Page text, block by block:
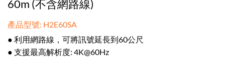
60m (不含網路線)
產品型號: H2E60SA
● 利用網路線，可將訊號延長到60公尺
● 支援最高解析度: 4K@60Hz